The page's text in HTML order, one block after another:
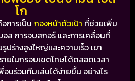
โก
การเป็น กองหน้าตัวเป้า ที่ช่วยเพิ่ม
ล การจบสกอร์ และการเคลื่อนที่
ปร่างสูงใหญ่และความเร็ว เขา
ยในกรอบเขตโทษได้ตลอดเวลา
อนร่วมทีมเล่นได้ง่ายขึ้น อย่างไร